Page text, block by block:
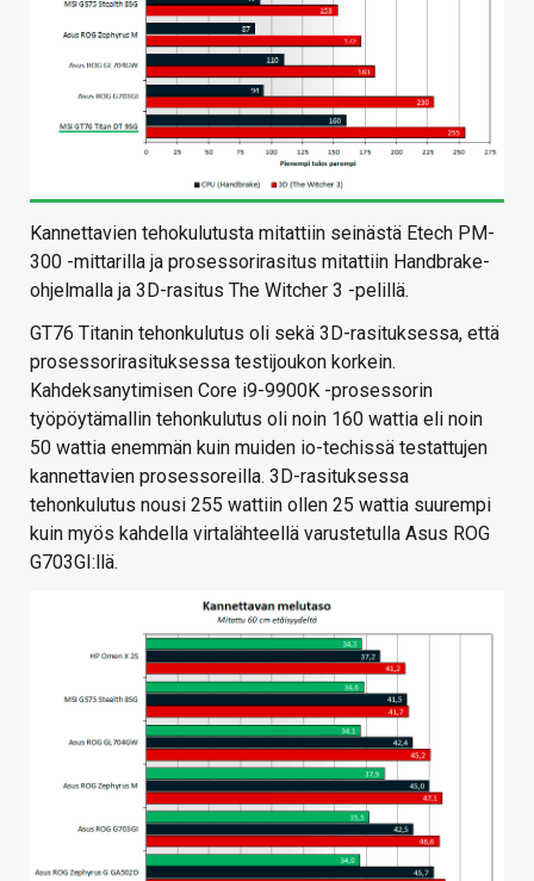
Kannettavien tehokulutusta mitattiin seinästä Etech PM-
300 -mittarilla ja prosessorirasitus mitattiin Handbrake-
ohjelmalla ja 3D-rasitus The Witcher 3 -pelillä.
GT76 Titanin tehonkulutus oli sekä 3D-rasituksessa, että
prosessorirasituksessa testijoukon korkein.
Kahdeksanytimisen Core i9-9900K -prosessorin
työpöytämallin tehonkulutus oli noin 160 wattia eli noin
50 wattia enemmän kuin muiden io-techissä testattujen
kannettavien prosessoreilla. 3D-rasituksessa
tehonkulutus nousi 255 wattiin ollen 25 wattia suurempi
kuin myös kahdella virtalähteellä varustetulla Asus ROG
G703GI:llä.